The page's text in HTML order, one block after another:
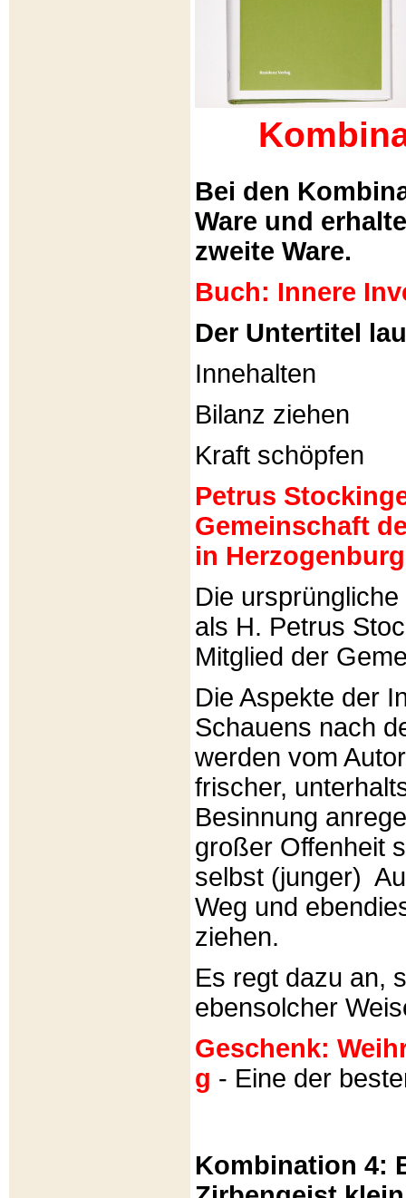
Bei den
Ware und
zweite Ware.
Buch: Innere
Der Untertitel
Innehalten
Bilanz ziehen
Kraft schöpfen
Petrus
Gemeinschaft
in
Die
als H. Petrus
Mitglied der
Die Aspekte der
Schauens nach
werden vom
frischer,
Besinnung
großer Offenheit
selbst (junger)
Weg und
ziehen.
Es regt dazu an,
ebensolcher
Geschenk:
g - Eine der
Kombination 4: